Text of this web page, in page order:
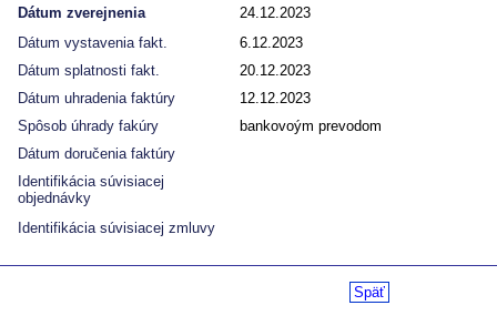
Dátum zverejnenia
24.12.2023
Dátum vystavenia fakt.
6.12.2023
Dátum splatnosti fakt.
20.12.2023
Dátum uhradenia faktúry
12.12.2023
Spôsob úhrady fakúry
bankovoým prevodom
Dátum doručenia faktúry
Identifikácia súvisiacej
objednávky
Identifikácia súvisiacej zmluvy
Späť